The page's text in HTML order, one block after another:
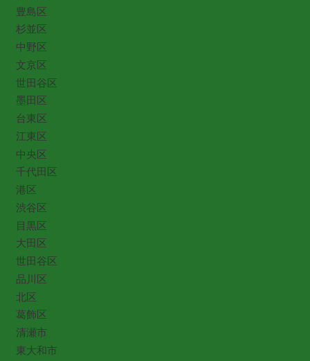
豊島区
杉並区
中野区
文京区
世田谷区
墨田区
台東区
江東区
中央区
千代田区
港区
渋谷区
目黒区
大田区
世田谷区
品川区
北区
葛飾区
清瀬市
東大和市